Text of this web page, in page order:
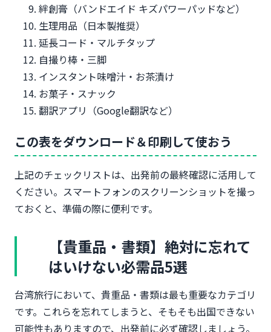
絆創膏（バンドエイド キズパワーパッドなど）
生理用品（日本製推奨）
延長コード・マルチタップ
自撮り棒・三脚
インスタント味噌汁・お茶漬け
お菓子・スナック
翻訳アプリ（Google翻訳など）
この表をダウンロード＆印刷して使おう
上記のチェックリストは、出発前の最終確認に活用して
ください。スマートフォンのスクリーンショットを撮っ
ておくと、準備の際に便利です。
【貴重品・書類】絶対に忘れて
はいけない必需品5選
台湾旅行において、貴重品・書類は最も重要なカテゴリ
です。これらを忘れてしまうと、そもそも出国できない
可能性もありますので、出発前に必ず確認しましょう。